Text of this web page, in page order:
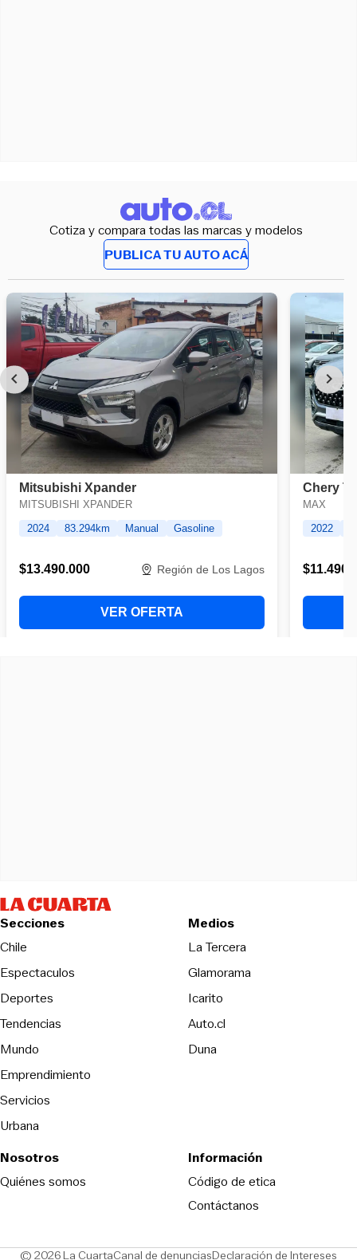
Cotiza y compara todas las marcas y modelos
PUBLICA TU AUTO ACÁ
Secciones
Chile
Espectaculos
Deportes
Tendencias
Mundo
Emprendimiento
Servicios
Urbana
Medios
La TerceraOpens in new
Glamorama
Icarito
Auto.cl
DunaOpens in new window
Nosotros
Quiénes somos
Información
Código de eticaOpens in new
Contáctanos
© 2026 La CuartaCanal de denunciasOpens in new window
Declaración de Intereses